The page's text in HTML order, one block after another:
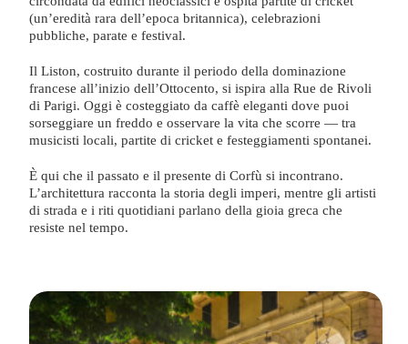
(un’eredità rara dell’epoca britannica), celebrazioni
pubbliche, parate e festival.
Il Liston, costruito durante il periodo della dominazione
francese all’inizio dell’Ottocento, si ispira alla Rue de Rivoli
di Parigi. Oggi è costeggiato da caffè eleganti dove puoi
sorseggiare un freddo e osservare la vita che scorre — tra
musicisti locali, partite di cricket e festeggiamenti spontanei.
È qui che il passato e il presente di Corfù si incontrano.
L’architettura racconta la storia degli imperi, mentre gli artisti
di strada e i riti quotidiani parlano della gioia greca che
resiste nel tempo.